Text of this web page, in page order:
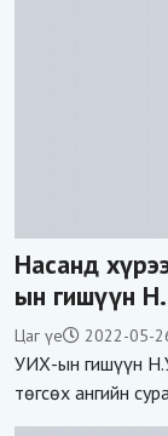
Насанд
ын гишүүн
Цаг үе 2022-05-
УИХ-ын гишүүн
төгсөх ангийн